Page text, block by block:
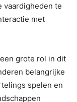
vaardigheden te
met
grote rol in dit
belangrijke
spelen en